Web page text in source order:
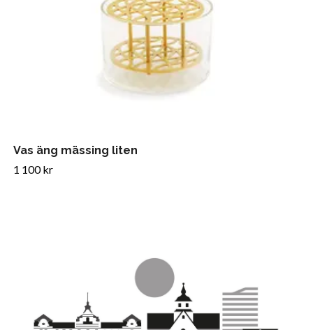
Vas äng mässing liten
1 100 kr